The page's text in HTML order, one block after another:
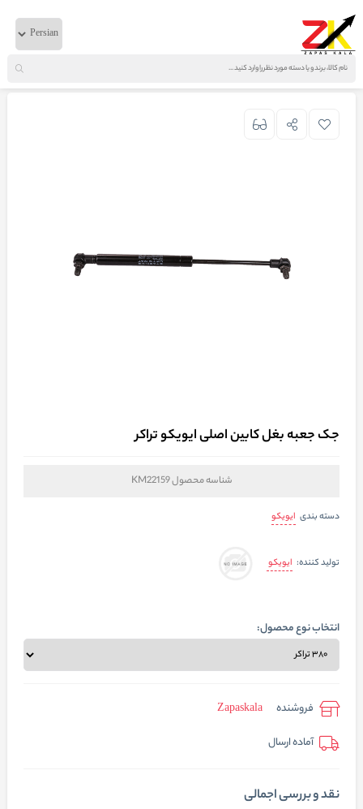
خانه لوازم بدنه ایویکو جک جعبه بغل کابین اصلی ایویکو تراکر
جک جعبه بغل کابین اصلی ایویکو تراکر
شناسه محصولKM22159
دسته بندی ایویکو
تولید کننده: ایویکو
انتخاب نوع محصول:
فروشنده
Zapaskala
آماده ارسال
نقد و بررسی اجمالی